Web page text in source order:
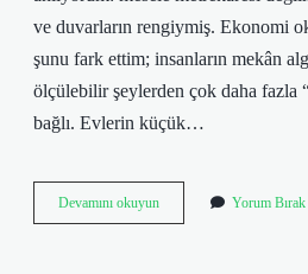
ve duvarların rengiymiş. Ekonomi
şunu fark ettim; insanların mekân
ölçülebilir şeylerden çok daha fazla
bağlı. Evlerin küçük…
Devamını okuyunSalonu
ferah
Yorum Bırak